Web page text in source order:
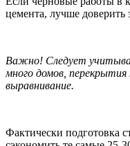
цемента, лучше доверить
Важно! Следует
много домов,
выравнивание.
Фактически подготовка